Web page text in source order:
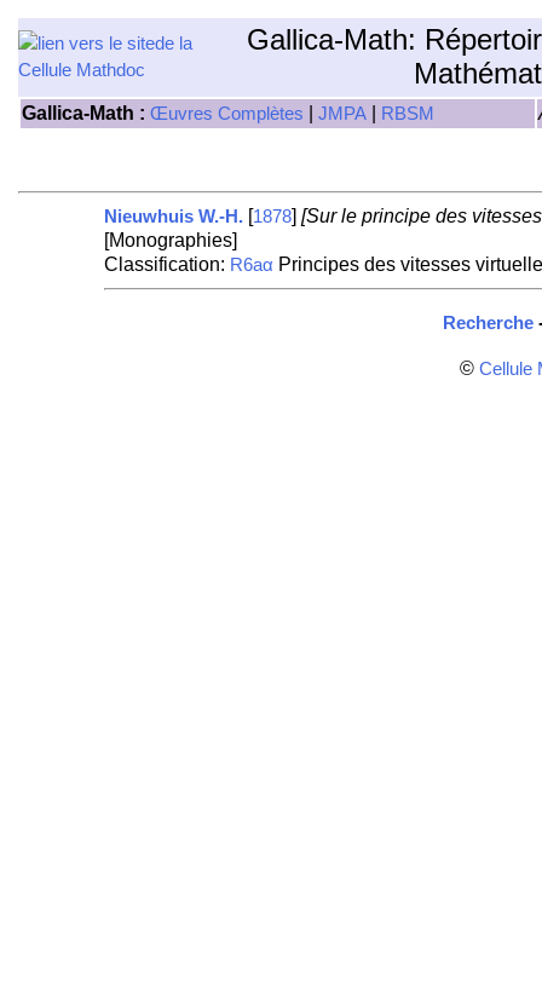
Gallica-Math:
Gallica-Math : Œuvres Complètes JMPA RBSM
Nieuwhuis W.-H. [1878][Sur le principe des
[Monographies]
Classification: R6aα Principes des vitesses
Recherche
© Cellule